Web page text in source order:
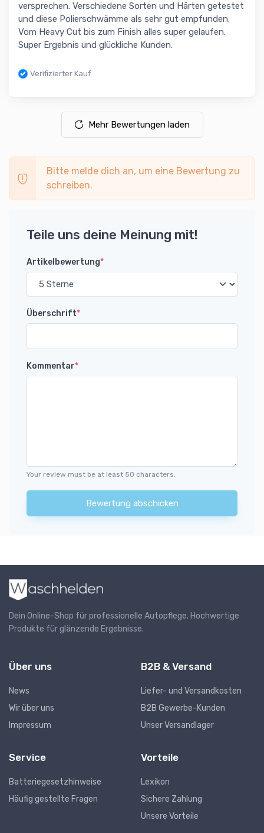
versprechen. Verschiedene Sorten und Härten getestet
und diese Polierschwämme als sehr gut empfunden.
Vom Heavy Cut bis zum Finish alles super gelaufen.
Super Ergebnis und glückliche Kunden.
Verifizierter Kauf
Mehr Bewertungen laden
Bitte melde dich an, um eine Bewertung zu
schreiben.
Teile uns deine Meinung mit!
Artikelbewertung*
Überschrift*
Kommentar*
Your review must be at least 50 characters.
Bewertung abschicken
Dein Online-Shop für professionelle Autopflege. Hochwertige
Produkte für glänzende Ergebnisse.
Über uns
News
Wir über uns
Impressum
B2B & Versand
Liefer- und Versandkosten
B2B Gewerbe-Kunden
Unser Versandlager
Service
Batteriegesetzhinweise
Häufig gestellte Fragen
Vorteile
Lexikon
Sichere Zahlung
Unsere Vorteile